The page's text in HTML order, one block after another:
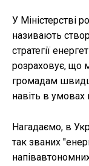
У Міністерстві
називають
стратегії
розраховує, що
громадам
навіть в умовах
Нагадаємо, в
так званих